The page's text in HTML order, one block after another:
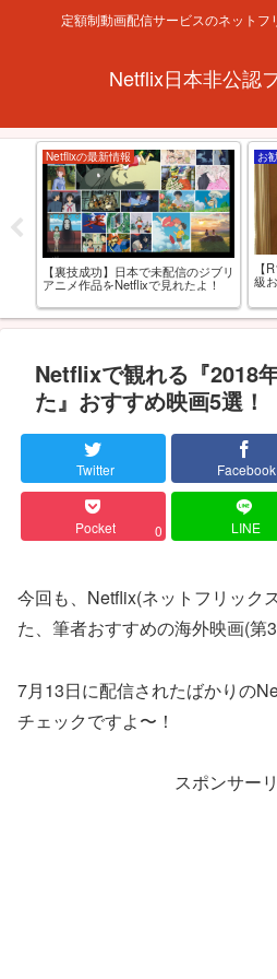
定額制動画配信サービスのネットフ
Netflix日本非公認
Netflixの最新情報
【裏技成功】日本で未配信のジブリ
アニメ作品をNetflixで見れたよ！
お
【
級
Netflixで観れる『2018
た』おすすめ映画5選！
Twitter Facebook
Pocket 0 LINE
今回も、Netflix(ネットフリック
た、筆者おすすめの海外映画(第
7月13日に配信されたばかりの
チェックですよ〜！
スポンサー